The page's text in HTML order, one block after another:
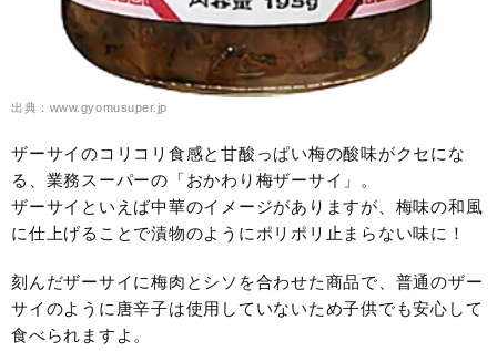
出典：www.gyomusuper.jp
ザーサイのコリコリ食感と甘酸っぱい梅の酸味がクセにな
る、業務スーパーの「おかわり梅ザーサイ」。
ザーサイといえば中華のイメージがありますが、梅味の和風
に仕上げることで漬物のようにポリポリ止まらない味に！
刻んだザーサイに梅肉とシソを合わせた商品で、普通のザー
サイのように唐辛子は使用していないため子供でも安心して
食べられますよ。